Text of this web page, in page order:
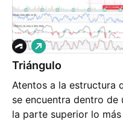
Triángulo
Atentos a la estructura
se encuentra dentro de
la parte superior lo
L
a
r
o